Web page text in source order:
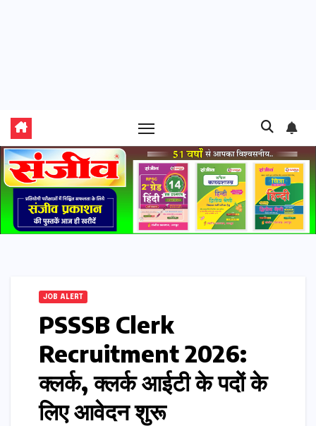
JOB ALERT
PSSSB Clerk
Recruitment 2026:
क्लर्क, क्लर्क आईटी के पदों के
लिए आवेदन शुरू